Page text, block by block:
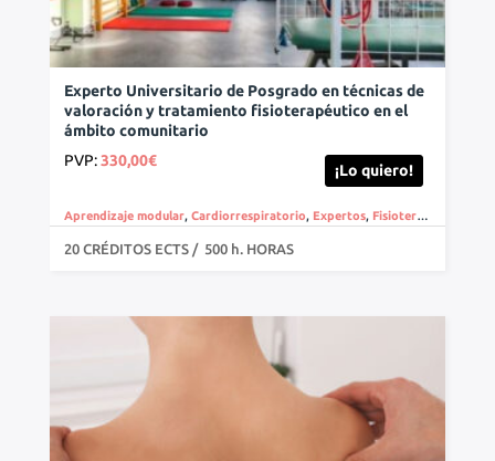
Experto Universitario de Posgrado en técnicas de
valoración y tratamiento fisioterapéutico en el
ámbito comunitario
PVP: 330,00€
¡Lo quiero!
Aprendizaje modular, Cardiorrespiratorio, Expertos, Fisioterapia
20 CRÉDITOS ECTS / 500 h. HORAS